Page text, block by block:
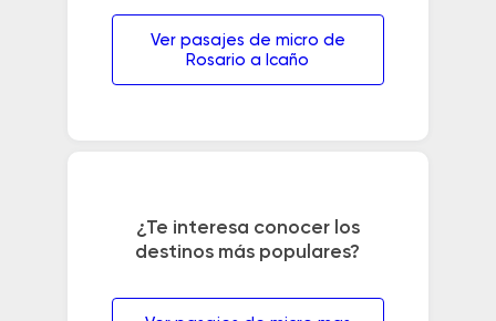
Ver pasajes de micro de
Rosario a Icaño
¿Te interesa conocer los
destinos más populares?